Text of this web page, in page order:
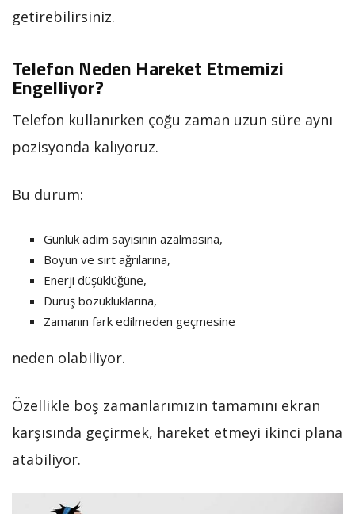
getirebilirsiniz.
Telefon Neden Hareket Etmemizi
Engelliyor?
Telefon kullanırken çoğu zaman uzun süre aynı
pozisyonda kalıyoruz.
Bu durum:
Günlük adım sayısının azalmasına,
Boyun ve sırt ağrılarına,
Enerji düşüklüğüne,
Duruş bozukluklarına,
Zamanın fark edilmeden geçmesine
neden olabiliyor.
Özellikle boş zamanlarımızın tamamını ekran
karşısında geçirmek, hareket etmeyi ikinci plana
atabiliyor.